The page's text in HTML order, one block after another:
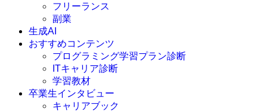
JavaScript
Swift
Ruby
その他言語
フリーランス
副業
生成AI
おすすめコンテンツ
プログラミング学習プラン診断
ITキャリア診断
学習教材
卒業生インタビュー
キャリアブック